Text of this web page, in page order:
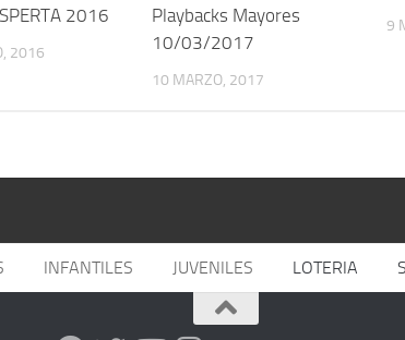
2016
2016
Playbacks Mayores
10/03/2017
10 MARZO, 2017
9
INFANTILES JUVENILES LOTERIA